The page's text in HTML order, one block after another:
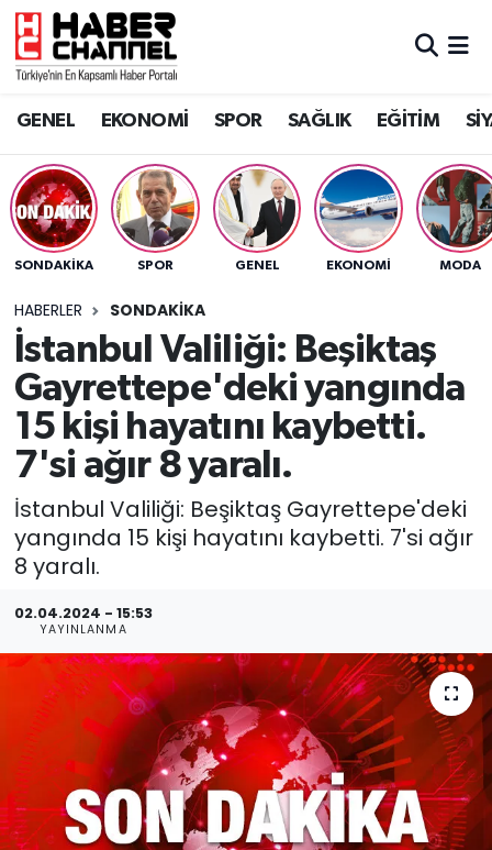
GENEL EKONOMİ SPOR SAĞLIK EĞİTİM
SONDAKIKA SPOR GENEL EKONOMİ MODA
HABERLER SONDAKIKA
İstanbul Valiliği: Beşiktaş
Gayrettepe'deki yangında
15 kişi hayatını kaybetti.
7'si ağır 8 yaralı.
İstanbul Valiliği: Beşiktaş Gayrettepe'deki
yangında 15 kişi hayatını kaybetti. 7'si ağır
8 yaralı.
02.04.2024 - 15:53
YAYINLANMA
GENEL
SPOR
SAĞLIK
EĞİTİM
SİYASET
MAGAZİN
Nöbetçi Eczaneler
Trafik Durumu
Süper Lig Puan Durumu ve Fikstür
Tüm Manşetler
Son Dakika Haberleri
Haber Arşivi